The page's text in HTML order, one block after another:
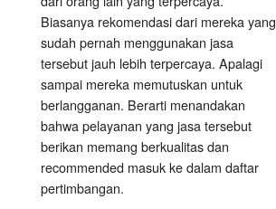
Biasanya rekomendasi dari mereka yang
sudah pernah menggunakan jasa
tersebut jauh lebih terpercaya. Apalagi
sampai mereka memutuskan untuk
berlangganan. Berarti menandakan
bahwa pelayanan yang jasa tersebut
berikan memang berkualitas dan
recommended masuk ke dalam daftar
pertimbangan.